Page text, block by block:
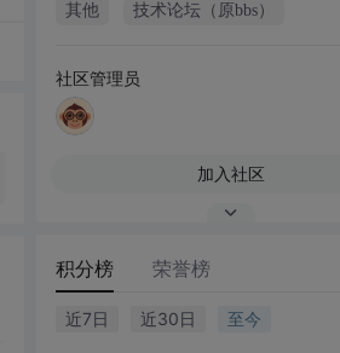
其他 技术论坛（原bbs）
社区管理员
加入社区
积分榜 荣誉榜
近7日 近30日 至今